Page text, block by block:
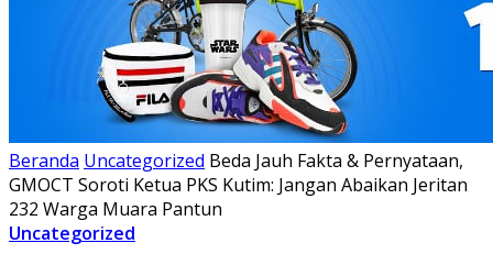
Beranda Uncategorized Beda Jauh Fakta & Pernyataan,
GMOCT Soroti Ketua PKS Kutim: Jangan Abaikan Jeritan
232 Warga Muara Pantun
Uncategorized